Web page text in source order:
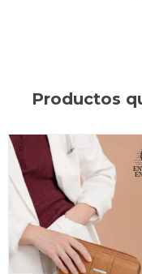
Productos